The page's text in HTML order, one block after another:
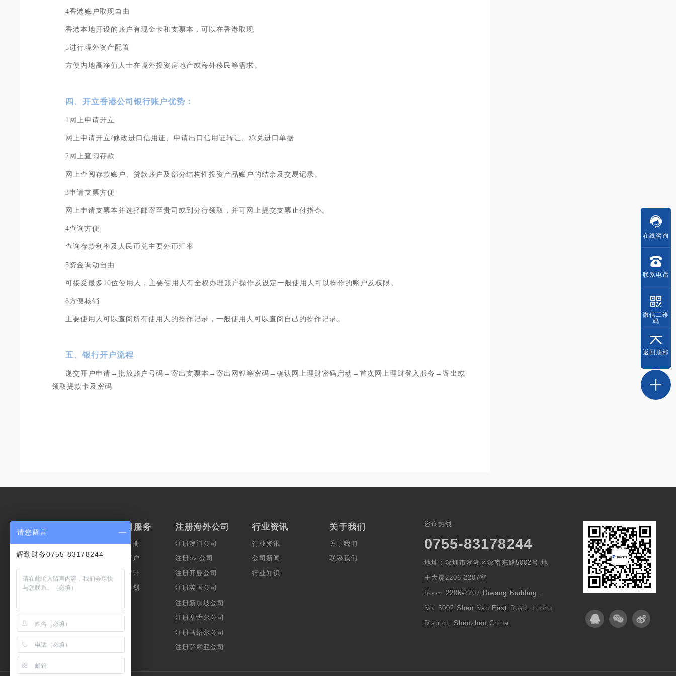
4香港账户取现自由
香港本地开设的账户有现金卡和支票本，可以在香港取现
5进行境外资产配置
方便内地高净值人士在境外投资房地产或海外移民等需求。
四、开立香港公司银行账户优势：
1网上申请开立
网上申请开立/修改进口信用证、申请出口信用证转让、承兑进口单据
2网上查阅存款
网上查阅存款账户、贷款账户及部分结构性投资产品账户的结余及交易记录。
3申请支票方便
网上申请支票本并选择邮寄至贵司或到分行领取，并可网上提交支票止付指令。
4查询方便
查询存款利率及人民币兑主要外币汇率
5资金调动自由
可接受最多10位使用人，主要使用人有全权办理账户操作及设定一般使用人可以操作的账户及权限。
6方便核销
主要使用人可以查阅所有使用人的操作记录，一般使用人可以查阅自己的操作记录。
五、银行开户流程
递交开户申请→批放账户号码→寄出支票本→寄出网银等密码→确认网上理财密码启动→首次网上理财登入服务→寄出或
领取提款卡及密码
服务范围
上市服务
会计服务
财富管理
香港公司服务
香港公司注册
香港公司开户
香港公司审计
企业税务筹划
注册海外公司
注册澳门公司
注册bvi公司
注册开曼公司
注册英国公司
注册新加坡公司
注册塞舌尔公司
注册马绍尔公司
注册萨摩亚公司
行业资讯
行业资讯
公司新闻
行业知识
关于我们
关于我们
联系我们
咨询热线
0755-83178244
地址：深圳市罗湖区深南东路5002号 地
王大厦2206-2207室
Room 2206-2207,Diwang Building，
No. 5002 Shen Nan East Road, Luohu
District, Shenzhen,China
在线咨询
联系电话
微信二维
码
返回顶部
请您留言
辉勤财务0755-83178244